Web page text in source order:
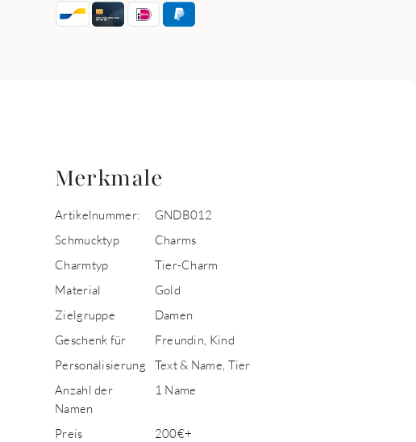
Merkmale
Artikelnummer:
GNDB012
Schmucktyp
Charms
Charmtyp
Tier-Charm
Material
Gold
Zielgruppe
Damen
Geschenk für
Freundin, Kind
Personalisierung
Text & Name, Tier
Anzahl der
Namen
1 Name
Preis
200€+